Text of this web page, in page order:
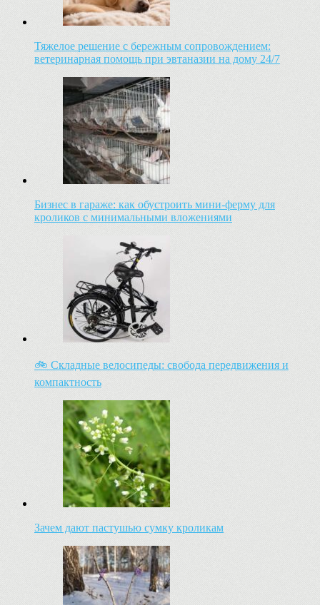
Тяжелое решение с бережным сопровождением:
ветеринарная помощь при эвтаназии на дому 24/7
Бизнес в гараже: как обустроить мини-ферму для
кроликов с минимальными вложениями
🚲 Складные велосипеды: свобода передвижения и
компактность
Зачем дают пастушью сумку кроликам